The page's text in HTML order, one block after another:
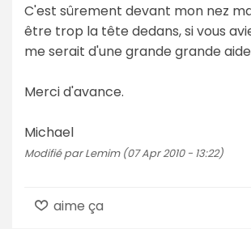
C'est sûrement devant mon nez
être trop la tête dedans, si vous
me serait d'une grande grande aide
Merci d'avance.
Michael
Modifié par Lemim (07 Apr 2010 - 13:22)
aime ça